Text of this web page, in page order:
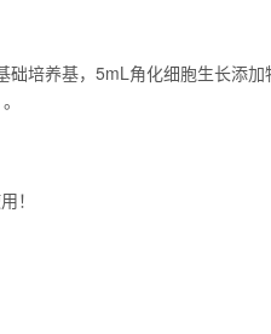
培养基，5mL角化细胞生长添
！